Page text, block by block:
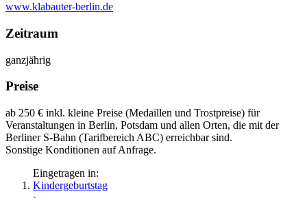
www.klabauter-berlin.de
Zeitraum
ganzjährig
Preise
ab 250 € inkl. kleine Preise (Medaillen und Trostpreise) für
Veranstaltungen in Berlin, Potsdam und allen Orten, die mit der
Berliner S-Bahn (Tarifbereich ABC) erreichbar sind.
Sonstige Konditionen auf Anfrage.
Eingetragen in:
Kindergeburtstag